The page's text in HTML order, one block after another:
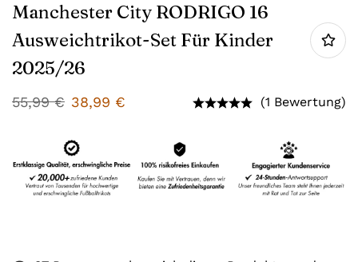
Manchester City RODRIGO 16
Ausweichtrikot-Set Für Kinder
2025/26
55,99€ 38,99 € (1 Bewertung)